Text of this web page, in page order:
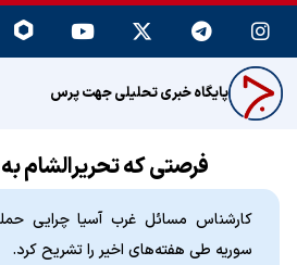
پایگاه خبری تحلیلی جهت پرس
فرصتی که تحریرالشام
کارشناس مسائل غرب آسیا چرایی
سوریه طی هفته‌های اخیر را تشریح کرد.